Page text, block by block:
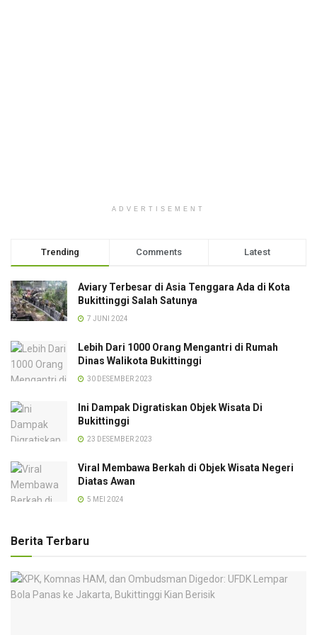
ADVERTISEMENT
Trending Comments Latest
Aviary Terbesar di Asia Tenggara Ada di Kota
Bukittinggi Salah Satunya
7 JUNI 2024
Lebih Dari 1000 Orang Mengantri di Rumah
Dinas Walikota Bukittinggi
30 DESEMBER 2023
Ini Dampak Digratiskan Objek Wisata Di
Bukittinggi
23 DESEMBER 2023
Viral Membawa Berkah di Objek Wisata Negeri
Diatas Awan
5 MEI 2024
Berita Terbaru